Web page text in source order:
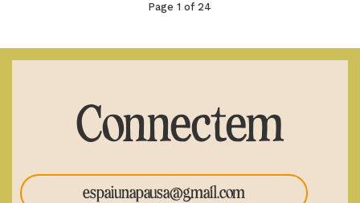
Page 1 of 24
Connectem
espaiunapausa@gmail.com